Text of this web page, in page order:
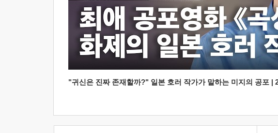
"귀신은 진짜 존재할까?" 일본 호러 작가가 말하는 미지의 공포 |